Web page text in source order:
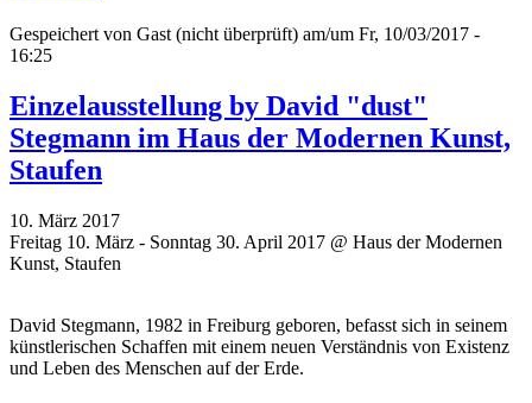
Gespeichert von Gast (nicht überprüft) am/um Fr, 10/03/2017 -
16:25
Einzelausstellung by David "dust"
Stegmann im Haus der Modernen Kunst,
Staufen
10. März 2017
Freitag 10. März - Sonntag 30. April 2017 @ Haus der Modernen
Kunst, Staufen
David Stegmann, 1982 in Freiburg geboren, befasst sich in seinem
künstlerischen Schaffen mit einem neuen Verständnis von Existenz
und Leben des Menschen auf der Erde.